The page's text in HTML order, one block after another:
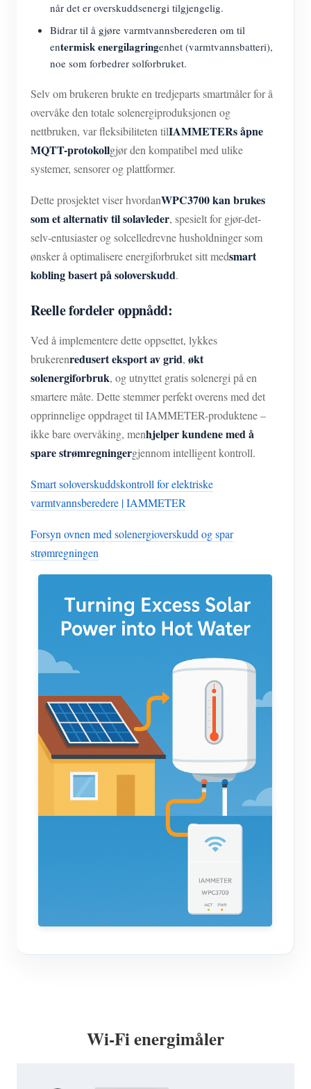
når det er overskuddsenergi tilgjengelig.
Bidrar til å gjøre varmtvannsberederen om til
entermisk energilagringenhet (varmtvannsbatteri),
noe som forbedrer solforbruket.
Selv om brukeren brukte en tredjeparts smartmåler for å
overvåke den totale solenergiproduksjonen og
nettbruken, var fleksibiliteten tilIAMMETERs åpne
MQTT-protokollgjør den kompatibel med ulike
systemer, sensorer og plattformer.
Dette prosjektet viser hvordanWPC3700 kan brukes
som et alternativ til solavleder, spesielt for gjør-det-
selv-entusiaster og solcelledrevne husholdninger som
ønsker å optimalisere energiforbruket sitt medsmart
kobling basert på soloverskudd.
Reelle fordeler oppnådd:
Ved å implementere dette oppsettet, lykkes
brukerenredusert eksport av grid, økt
solenergiforbruk, og utnyttet gratis solenergi på en
smartere måte. Dette stemmer perfekt overens med det
opprinnelige oppdraget til IAMMETER-produktene –
ikke bare overvåking, menhjelper kundene med å
spare strømregningergjennom intelligent kontroll.
Smart soloverskuddskontroll for elektriske
varmtvannsberedere | IAMMETER
Forsyn ovnen med solenergioverskudd og spar
strømregningen
Wi-Fi energimåler